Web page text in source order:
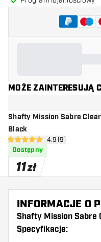
MOŻE ZAINTERESUJĄ
Shafty Mission Sabre
Black
otwórz panel
4.9 gwiazdki oceny
4.9 (9)
Dostępny
11zł
INFORMACJE O
Shafty Mission Sabre
Specyfikacje: